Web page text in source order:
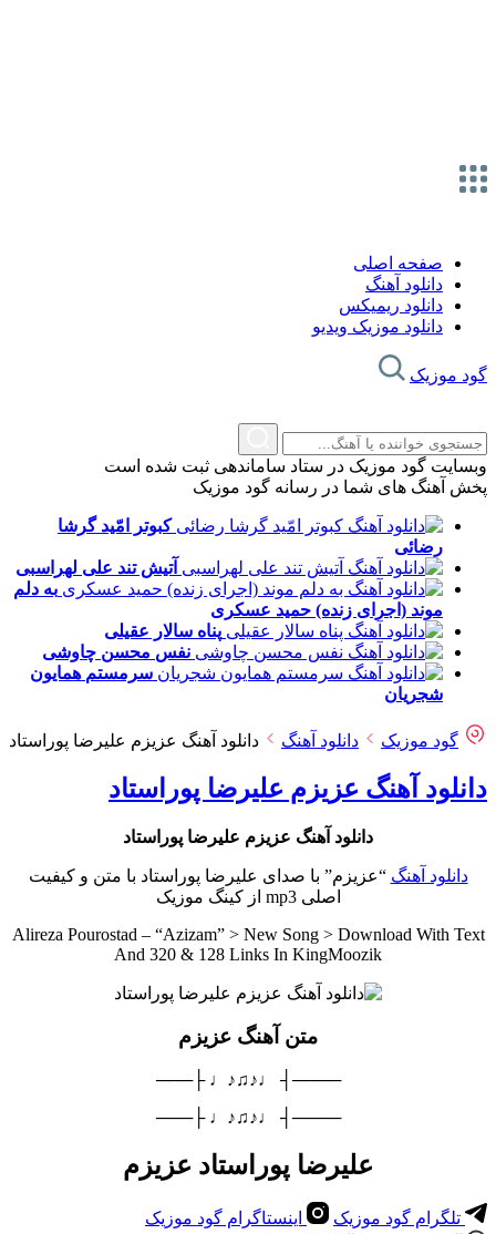
صفحه اصلی
دانلود آهنگ
دانلود ریمیکس
دانلود موزیک ویدیو
گود موزیک
وبسایت گود موزیک در ستاد ساماندهی ثبت شده است
پخش آهنگ های شما در رسانه گود موزیک
کبوتر امّید گرشا
رضائی
آتیش تند علی لهراسبی
به دلم
موند (اجرای زنده) حمید عسکری
پناه سالار عقیلی
نفس محسن چاوشی
سرمستم همایون
شجریان
گود موزیک دانلود آهنگ دانلود آهنگ عزیزم علیرضا پوراستاد
دانلود آهنگ عزیزم علیرضا پوراستاد
دانلود آهنگ عزیزم علیرضا پوراستاد
دانلود آهنگ “عزیزم” با صدای علیرضا پوراستاد با متن و کیفیت
اصلی mp3 از کینگ موزیک
Alireza Pourostad – “Azizam” > New Song > Download With Text
And 320 & 128 Links In KingMoozik
متن آهنگ عزیزم
────┤ ♩♪♫♪♩ ├───
────┤ ♩♪♫♪♩ ├───
علیرضا پوراستاد عزیزم
تلگرام گود موزیک
اینستاگرام گود موزیک